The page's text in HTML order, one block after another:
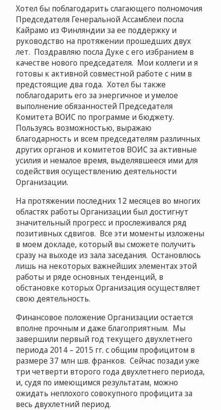
Хотел бы поблагодарить слагающего полномочия
Председателя Генеральной Ассамблеи посла
Кайрамо из Финляндии за ее поддержку и
руководство на протяжении прошедших двух
лет. Поздравляю посла Дуке с его избранием в
качестве нового председателя. Мои коллеги и я
готовы к активной совместной работе с ним в
предстоящие два года. Хотел бы также
поблагодарить его за энергичное и умелое
выполнение обязанностей Председателя
Комитета ВОИС по программе и бюджету.
Пользуясь возможностью, выражаю
благодарность и всем председателям различных
других органов и комитетов ВОИС за активные
усилия и немалое время, выделявшееся ими для
содействия осуществлению деятельности
Организации.
На протяжении последних 12 месяцев во многих
областях работы Организации был достигнут
значительный прогресс и прослеживался ряд
позитивных сдвигов. Все эти моменты изложены
в моем докладе, который вы сможете получить
сразу на выходе из зала заседания. Остановлюсь
лишь на некоторых важнейших элементах этой
работы и ряде основных тенденций, в
обстановке которых Организация осуществляет
свою деятельность.
Финансовое положение Организации остается
вполне прочным и даже благоприятным. Мы
завершили первый год текущего двухлетнего
периода 2014 – 2015 гг. с общим профицитом в
размере 37 млн шв. франков. Сейчас позади уже
три четверти второго года двухлетнего периода,
и, судя по имеющимся результатам, можно
ожидать неплохого совокупного профицита за
весь двухлетний период.